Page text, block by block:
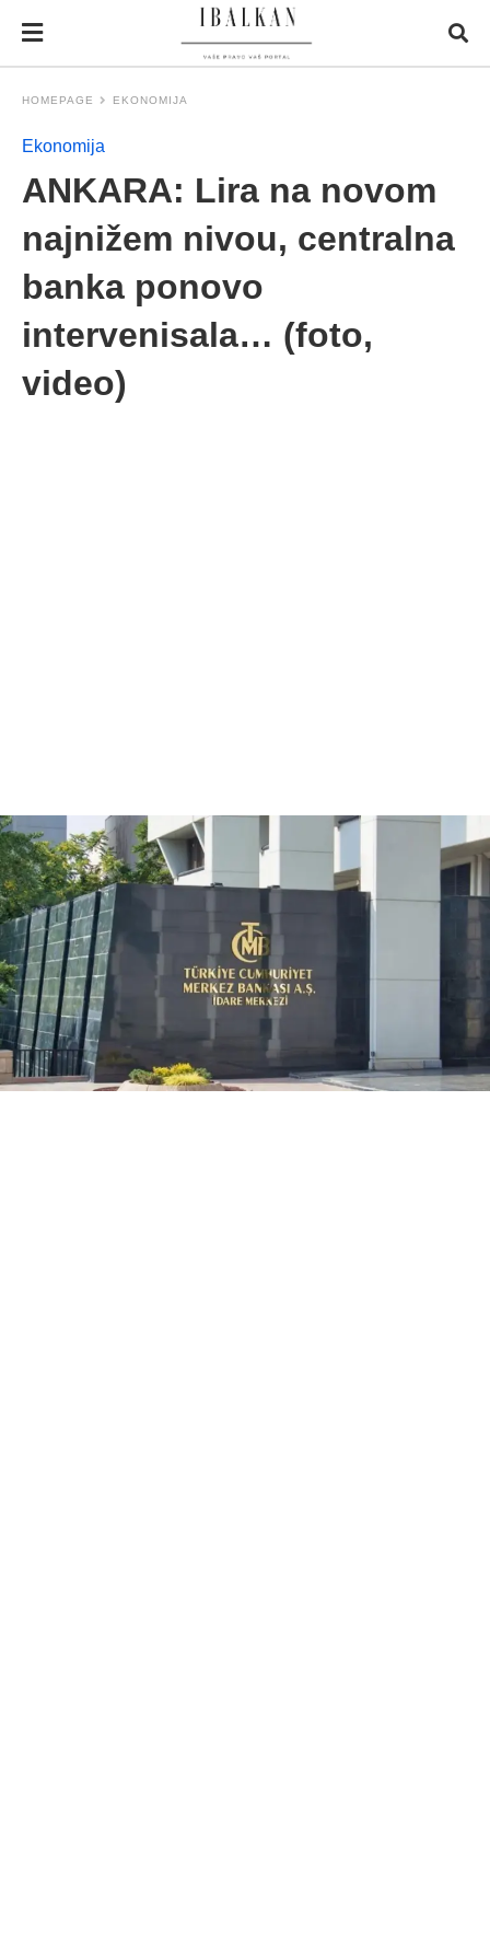
HOMEPAGE EKONOMIJA
Ekonomija
ANKARA: Lira na novom
najnižem nivou, centralna
banka ponovo
intervenisala… (foto,
video)